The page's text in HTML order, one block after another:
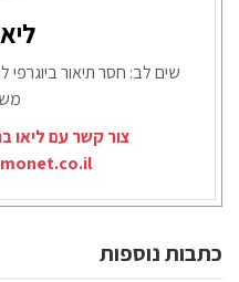
שים לב: חסר תיאור
צור קשר עם ליאו
כתבות נוספות